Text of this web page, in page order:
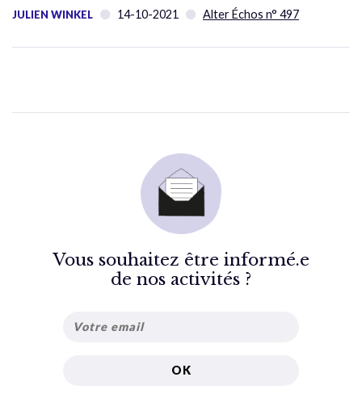
JULIEN WINKEL 14-10-2021 Alter Échos n° 497
Vous souhaitez être informé.e
de nos activités ?